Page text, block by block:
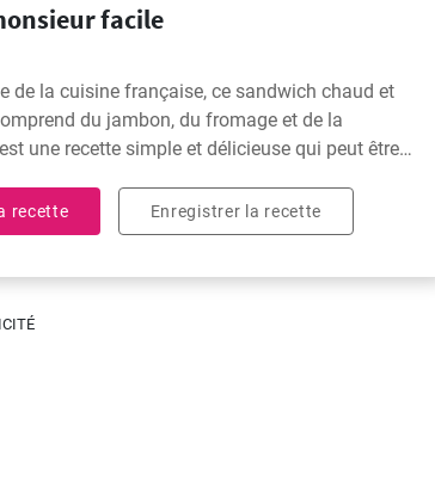
facile
de la cuisine française, ce sandwich chaud et
du jambon, du fromage et de la
une recette simple et délicieuse qui peut être
recette Enregistrer la recette